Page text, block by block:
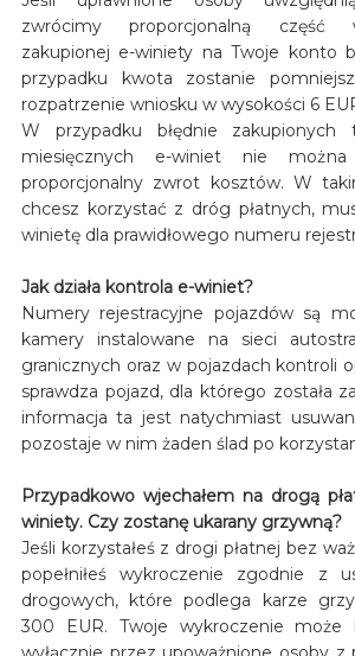
zwrócimy proporcjonalną część
zakupionej e-winiety na Twoje konto
przypadku kwota zostanie
rozpatrzenie wniosku w wysokości 6
W przypadku błędnie zakupionych
miesięcznych e-winiet nie
proporcjonalny zwrot kosztów. W
chcesz korzystać z dróg płatnych,
winietę dla prawidłowego numeru
Jak działa kontrola e-winiet?
Numery rejestracyjne pojazdów są
kamery instalowane na sieci
granicznych oraz w pojazdach kontroli
sprawdza pojazd, dla którego została
informacja ta jest natychmiast
pozostaje w nim żaden ślad po
Przypadkowo wjechałem na drogą
winiety. Czy zostanę ukarany grzywną?
Jeśli korzystałeś z drogi płatnej bez
popełniłeś wykroczenie zgodnie z
drogowych, które podlega karze
300 EUR. Twoje wykroczenie może